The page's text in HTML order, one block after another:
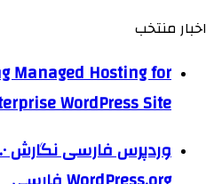
اخبار منتخب
Managed Hosting for
WordPress Site